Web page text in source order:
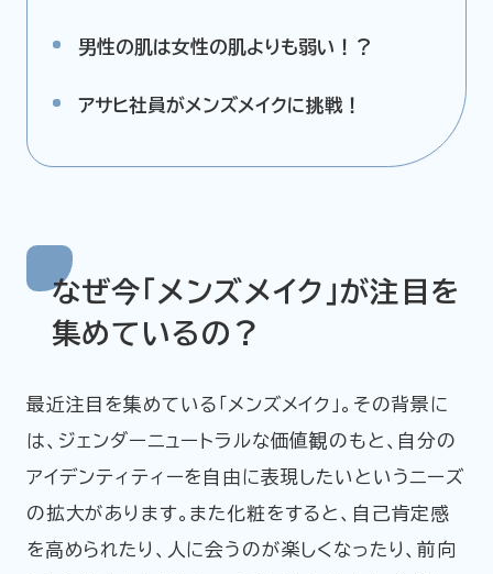
男性の肌は女性の肌よりも弱い！？
アサヒ社員がメンズメイクに挑戦！
なぜ今「メンズメイク」が注目を
集めているの？
最近注目を集めている「メンズメイク」。その背景に
は、ジェンダーニュートラルな価値観のもと、自分の
アイデンティティーを自由に表現したいというニーズ
の拡大があります。また化粧をすると、自己肯定感
を高められたり、人に会うのが楽しくなったり、前向